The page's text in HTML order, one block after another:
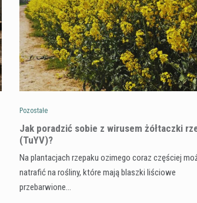
Pozostałe
​Jak poradzić sobie z wirusem żółtaczki
(TuYV)?
Na plantacjach rzepaku ozimego coraz częściej
natrafić na rośliny, które mają blaszki liściowe
przebarwione…